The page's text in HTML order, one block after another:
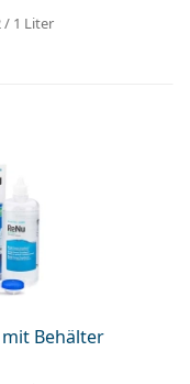
/ 1 Liter
mit Behälter